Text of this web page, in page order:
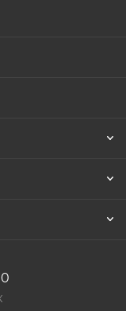
и
что
на складе.